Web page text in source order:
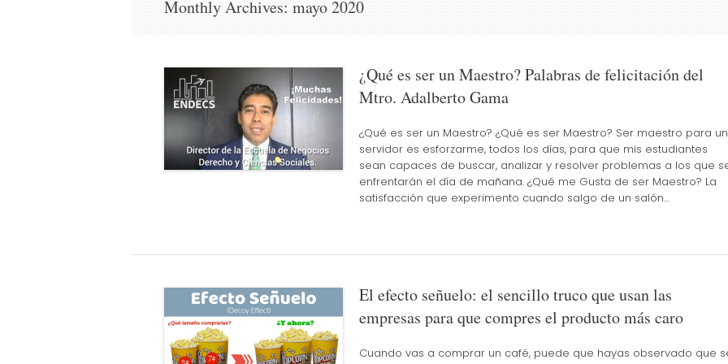
Monthly Archives: mayo 2020
¿Qué es ser un Maestro? Palabras de felicitación del
Mtro. Adalberto Gama
¿Qué es ser un Maestro? ¿Qué es ser Maestro? Ser maestro para un
servidor es esforzarme, todos los días, para que mis estudiantes
sean capaces de buscar, analizar y resolver problemas a los que
enfrentarán el día de mañana. ¿Qué me Gusta de ser Maestro? La
satisfacción que experimento cuando salgo de un salón…
El efecto señuelo: el sencillo truco que usan las
empresas para que compres el producto más caro
Cuando vas a comprar un café, puede que hayas observado que